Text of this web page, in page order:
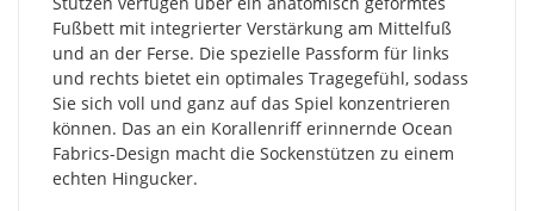
Fußbett mit integrierter Verstärkung am Mittelfuß
und an der Ferse. Die spezielle Passform für links
und rechts bietet ein optimales Tragegefühl, sodass
Sie sich voll und ganz auf das Spiel konzentrieren
können. Das an ein Korallenriff erinnernde Ocean
Fabrics-Design macht die Sockenstützen zu einem
echten Hingucker.